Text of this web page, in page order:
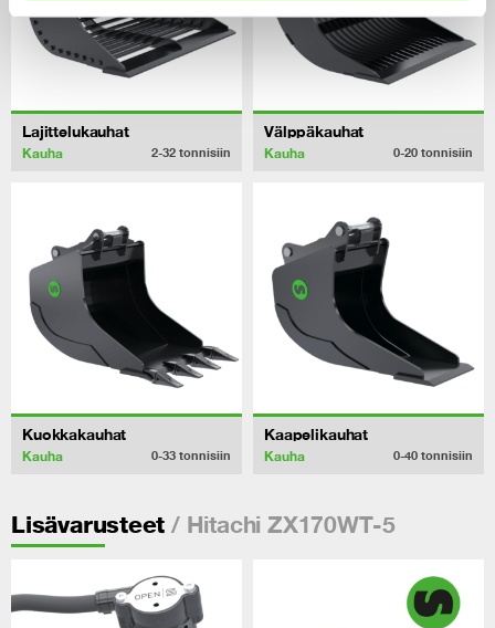
Lajittelukauhat
Kauha 2-32 tonnisiin
Välppäkauhat
Kauha 0-20 tonnisiin
Kuokkakauhat
Kauha 0-33 tonnisiin
Kaapelikauhat
Kauha 0-40 tonnisiin
Lisävarusteet / Hitachi ZX170WT-5